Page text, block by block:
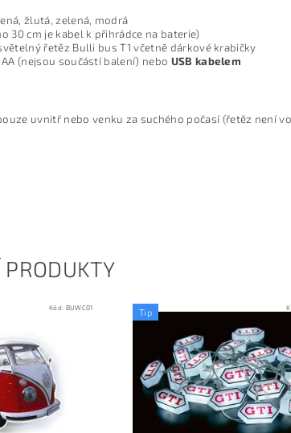
žlutá, zelená, modrá
30 cm je kabel k přihrádce na baterie)
řetěz Bulli bus T1 včetně dárkové krabičky
(nejsou součástí balení) nebo USB kabelem
uvnitř nebo venku za suchého počasí (řetěz není
PRODUKTY
Kód: BUWC01 Tip